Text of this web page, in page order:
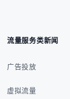
流量服务类新闻
广告投放
虚拟流量